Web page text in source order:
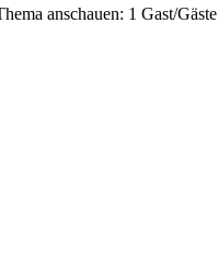
anschauen: 1 Gast/Gäste